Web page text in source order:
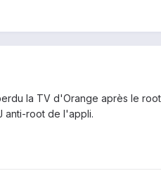
la TV d'Orange après le
anti-root de l'appli.